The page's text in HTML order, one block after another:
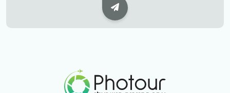
Subscribe Button